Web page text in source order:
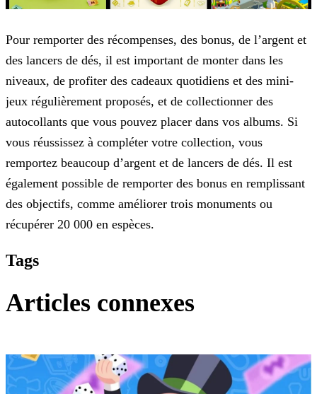
Pour remporter des récompenses, des bonus, de l’argent et
des lancers de dés, il est important de monter dans les
niveaux, de profiter des cadeaux quotidiens et des mini-
jeux régulièrement proposés, et de collectionner des
autocollants que vous pouvez placer dans vos albums. Si
vous réussissez à compléter votre collection, vous
remportez beaucoup d’argent et de lancers de dés. Il est
également possible de remporter des bonus en remplissant
des objectifs, comme améliorer trois monuments ou
récupérer 20 000 en espèces.
Tags
Articles connexes